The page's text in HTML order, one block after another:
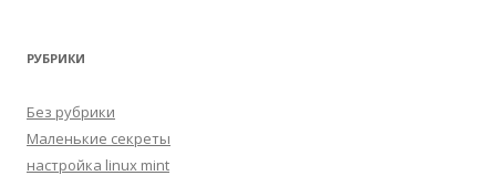
РУБРИКИ
Без рубрики
Маленькие секреты
настройка linux mint